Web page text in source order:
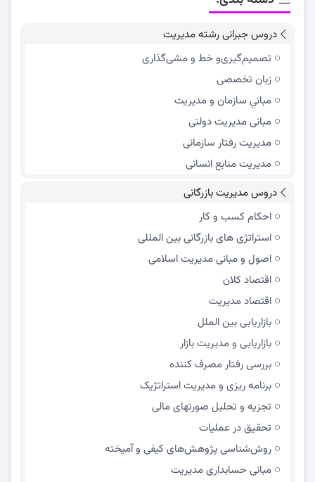
دروس جبرانی رشته مدیریت
تصمیم‌گیری‌و خط و مشی‌گذاری
زبان تخصصی
مباني سازمان و مديريت
مبانی مدیریت دولتی
مدیریت رفتار سازمانی
مدیریت منابع انسانی
دروس مدیریت بازرگانی
احکام کسب و کار
استراتژی های بازرگانی بین المللی
اصول و مبانی مدیریت اسلامی
اقتصاد کلان
اقتصاد مدیریت
بازاریابی بین الملل
بازاریابی و مدیریت بازار
بررسی رفتار مصرف کننده
برنامه ریزی و مدیریت استراتژیک
تجزیه و تحلیل صورتهای مالی
تحقیق در عملیات
روش‌شناسی پژوهش‌های کیفی و آمیخته
مبانی حسابداری مدیریت